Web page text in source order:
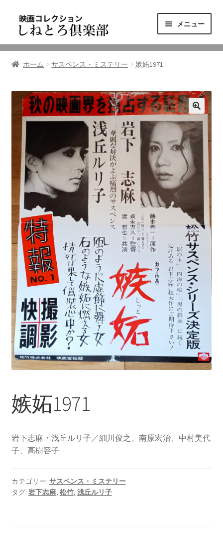
ゲ
シ
ン
ス
ッ
テ
ツ
ス
ッ
メニュー
ニュース
東三河の映画館
しねとろ倶楽部について
リンクの旅
ホーム サスペンス・ミステリー 嫉妬1971
嫉妬1971
岩下志麻・浅丘ルリ子／細川俊之、南原宏治、中村美代
子、高樹容子
カテゴリー: サスペンス・ミステリー
タグ: 岩下志麻, 松竹, 浅丘ルリ子